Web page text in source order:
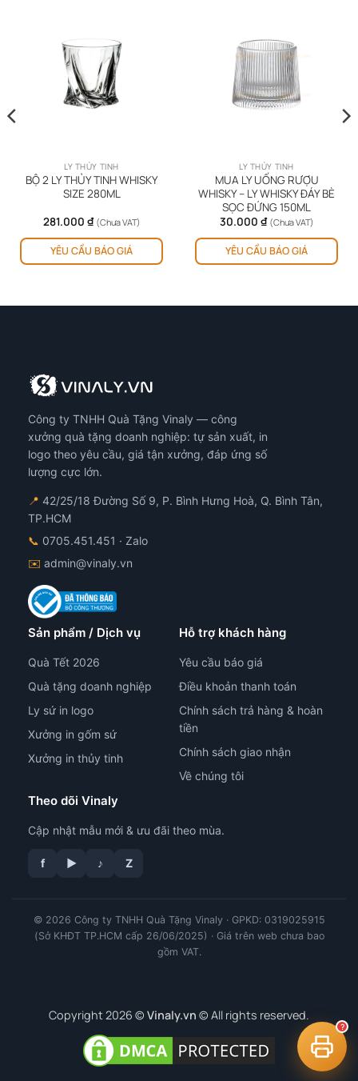
LY THỦY TINH
BỘ 2 LY THỦY TINH WHISKY
SIZE 280ML
281.000 ₫ (Chưa VAT)
YÊU CẦU BÁO GIÁ
LY THỦY TINH
MUA LY UỐNG RƯỢU
WHISKY – LY WHISKY ĐÁY BÈ
SỌC ĐỨNG 150ML
30.000 ₫ (Chưa VAT)
YÊU CẦU BÁO GIÁ
Công ty TNHH Quà Tặng Vinaly — công
xưởng quà tặng doanh nghiệp: tự sản xuất, in
logo theo yêu cầu, giá tận xưởng, đáp ứng số
lượng cực lớn.
📍 42/25/18 Đường Số 9, P. Bình Hưng Hoà, Q. Bình Tân,
TP.HCM
📞 0705.451.451 · Zalo
✉️ admin@vinaly.vn
Sản phẩm / Dịch vụ
Quà Tết 2026
Quà tặng doanh nghiệp
Ly sứ in logo
Xưởng in gốm sứ
Xưởng in thủy tinh
Hỗ trợ khách hàng
Yêu cầu báo giá
Điều khoản thanh toán
Chính sách trả hàng & hoàn
tiền
Chính sách giao nhận
Về chúng tôi
Theo dõi Vinaly
Cập nhật mẫu mới & ưu đãi theo mùa.
f ▶ ♪ Z
© 2026 Công ty TNHH Quà Tặng Vinaly · GPKD: 0319025915
(Sở KHĐT TP.HCM cấp 26/06/2025) · Giá trên web chưa bao
gồm VAT.
Copyright 2026 © Vinaly.vn © All rights reserved.
?